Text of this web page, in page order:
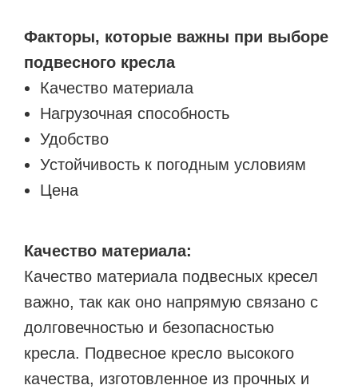
Факторы, которые важны при выборе
подвесного кресла
Качество материала
Нагрузочная способность
Удобство
Устойчивость к погодным условиям
Цена
Качество материала:
Качество материала подвесных кресел
важно, так как оно напрямую связано с
долговечностью и безопасностью
кресла. Подвесное кресло высокого
качества, изготовленное из прочных и